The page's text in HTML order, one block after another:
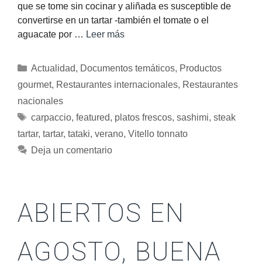
que se tome sin cocinar y aliñada es susceptible de
convertirse en un tartar -también el tomate o el
aguacate por … Leer más
Actualidad, Documentos temáticos, Productos
gourmet, Restaurantes internacionales, Restaurantes
nacionales
carpaccio, featured, platos frescos, sashimi, steak
tartar, tartar, tataki, verano, Vitello tonnato
Deja un comentario
ABIERTOS EN
AGOSTO, BUENA